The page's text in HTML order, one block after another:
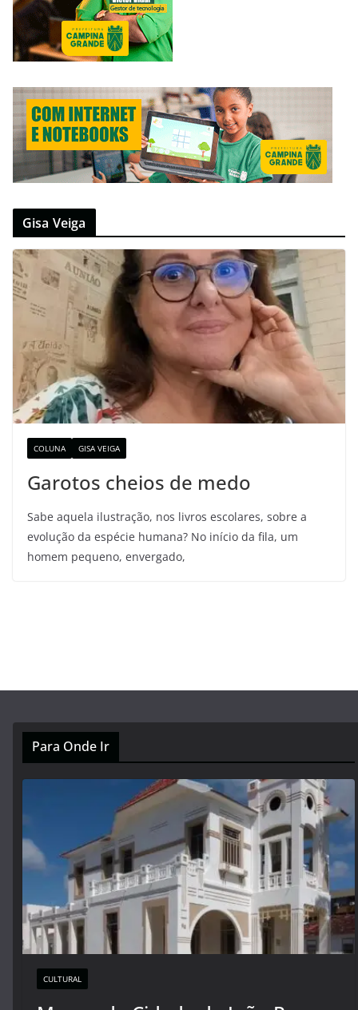
Gisa Veiga
COLUNA GISA VEIGA
Garotos cheios de medo
Sabe aquela ilustração, nos livros escolares, sobre a
evolução da espécie humana? No início da fila, um
homem pequeno, envergado,
Para Onde Ir
CULTURAL